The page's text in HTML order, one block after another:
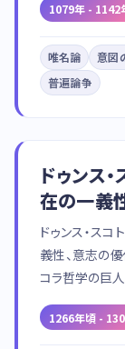
1079年 - 1142
唯名論 意図
普遍論争
ドゥンス
在の一義
ドゥンス・ス
義性、意志の
コラ哲学の巨人
1266年頃 -